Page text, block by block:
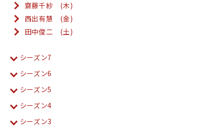
齋藤千紗 (木)
西出有慧 (金)
田中俊二 (土)
シーズン7
シーズン6
シーズン5
シーズン4
シーズン3